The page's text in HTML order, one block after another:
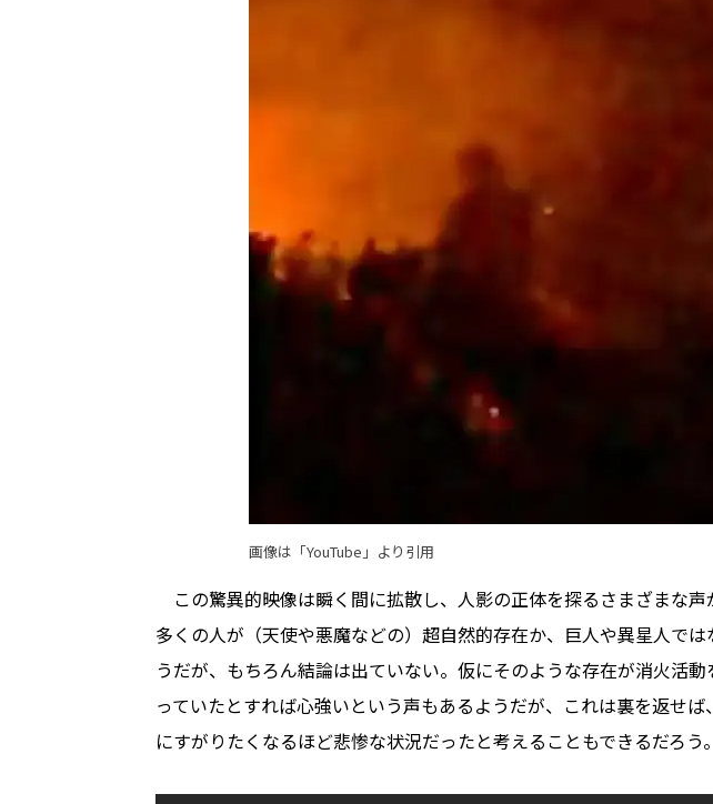
画像は「YouTube 」より引用
この驚異的映像は瞬く間に拡散し、人影の正体を探るさまざまな声
多くの人が（天使や悪魔などの）超自然的存在か、巨人や異星人では
うだが、もちろん結論は出ていない。仮にそのような存在が消火活
っていたとすれば心強いという声もあるようだが、これは裏を返せ
にすがりたくなるほど悲惨な状況だったと考えることもできるだろう。